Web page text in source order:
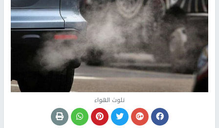
تلوث الهواء